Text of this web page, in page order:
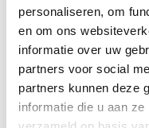
personaliseren, om
en om ons
informatie over uw
partners voor social
partners kunnen deze
informatie die u aan